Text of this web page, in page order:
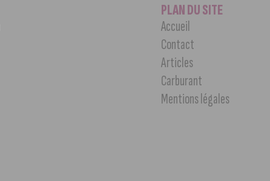
PLAN DU SITE
Accueil
Contact
Articles
Carburant
Mentions légales